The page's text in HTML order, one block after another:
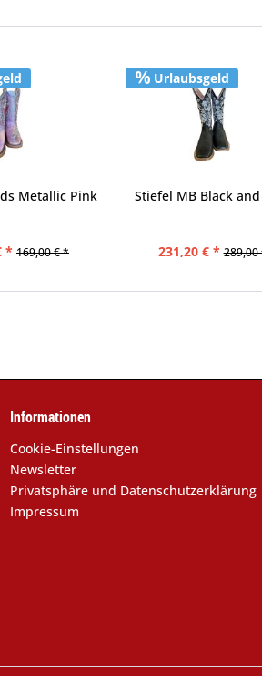
Metallic Pink
* 169,00 € *
Urlaubsgeld
Stiefel MB Black
231,20 € * 289,00
Informationen
Cookie-Einstellungen
Newsletter
Privatsphäre und Datenschutzerklärung
Impressum